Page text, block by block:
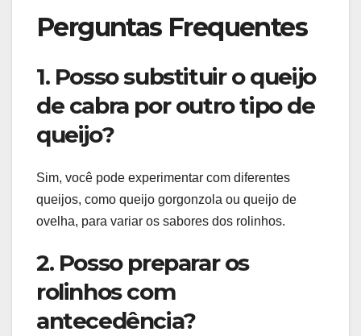
Perguntas Frequentes
1. Posso substituir o queijo
de cabra por outro tipo de
queijo?
Sim, você pode experimentar com diferentes
queijos, como queijo gorgonzola ou queijo de
ovelha, para variar os sabores dos rolinhos.
2. Posso preparar os
rolinhos com
antecedência?